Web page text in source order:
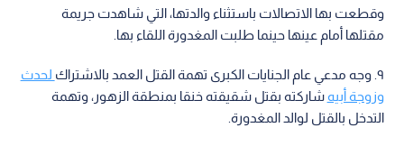
وقطعت بها الاتصالات باستثناء والدتها، التي شاهدت جريمة
مقتلها أمام عينها حينما طلبت المغدورة اللقاء بها.
٩. وجه مدعي عام الجنايات الكبرى تهمة القتل العمد بالاشتراك
لحدث
وزوجة أبيهشاركته بقتل شقيقته خنقا بمنطقة الزهور، وتهمة
التدخل بالقتل لوالد المغدورة.